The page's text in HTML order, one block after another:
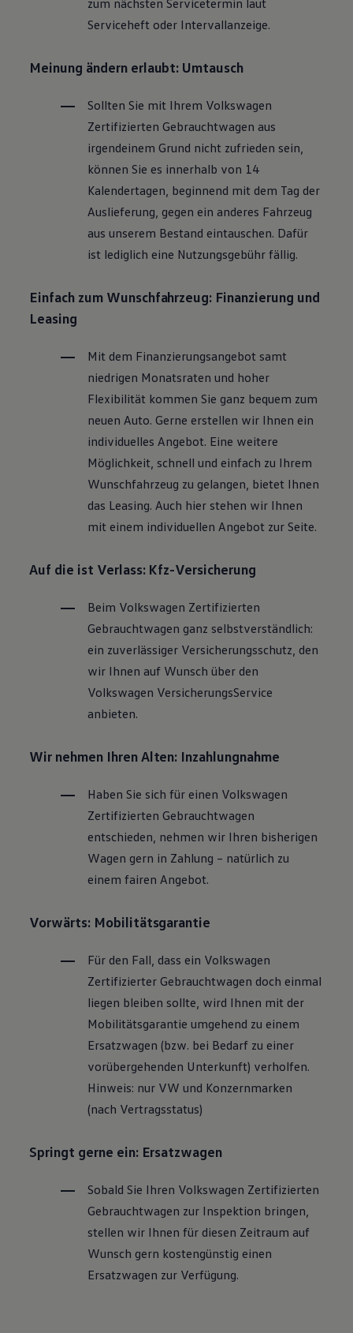
Lifestyle
Elektromobilität
Pannen- und Unfallhilfe
Volkswagen Kundenbetreuung
Serviceheft oder Intervallanzeige.
Meinung ändern erlaubt: Umtausch
Sollten Sie mit Ihrem Volkswagen
Zertifizierten Gebrauchtwagen aus
irgendeinem Grund nicht zufrieden sein,
können Sie es innerhalb von 14
Kalendertagen, beginnend mit dem Tag der
Auslieferung, gegen ein anderes Fahrzeug
aus unserem Bestand eintauschen. Dafür
ist lediglich eine Nutzungsgebühr fällig.
Einfach zum Wunschfahrzeug: Finanzierung und
Leasing
Mit dem Finanzierungsangebot samt
niedrigen Monatsraten und hoher
Flexibilität kommen Sie ganz bequem zum
neuen Auto. Gerne erstellen wir Ihnen ein
individuelles Angebot. Eine weitere
Möglichkeit, schnell und einfach zu Ihrem
Wunschfahrzeug zu gelangen, bietet Ihnen
das Leasing. Auch hier stehen wir Ihnen
mit einem individuellen Angebot zur Seite.
Auf die ist Verlass: Kfz-Versicherung
Beim Volkswagen Zertifizierten
Gebrauchtwagen ganz selbstverständlich:
ein zuverlässiger Versicherungsschutz, den
wir Ihnen auf Wunsch über den
Volkswagen VersicherungsService
anbieten.
Wir nehmen Ihren Alten: Inzahlungnahme
Haben Sie sich für einen Volkswagen
Zertifizierten Gebrauchtwagen
entschieden, nehmen wir Ihren bisherigen
Wagen gern in Zahlung – natürlich zu
einem fairen Angebot.
Vorwärts: Mobilitätsgarantie
Für den Fall, dass ein Volkswagen
Zertifizierter Gebrauchtwagen doch einmal
liegen bleiben sollte, wird Ihnen mit der
Mobilitätsgarantie umgehend zu einem
Ersatzwagen (bzw. bei Bedarf zu einer
vorübergehenden Unterkunft) verholfen.
Hinweis: nur VW und Konzernmarken
(nach Vertragsstatus)
Springt gerne ein: Ersatzwagen
Sobald Sie Ihren Volkswagen Zertifizierten
Gebrauchtwagen zur Inspektion bringen,
stellen wir Ihnen für diesen Zeitraum auf
Wunsch gern kostengünstig einen
Ersatzwagen zur Verfügung.